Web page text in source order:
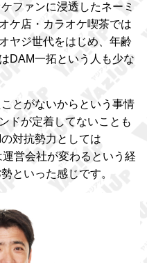
ファンに浸透したネーミ
ケ店・カラオケ喫茶では
ヤジ世代をはじめ、年齢
DAM一拓という人も少な
とがないからという事情
ドが定着してないことも
対抗勢力としては
営会社が変わるという経
といった感じです。